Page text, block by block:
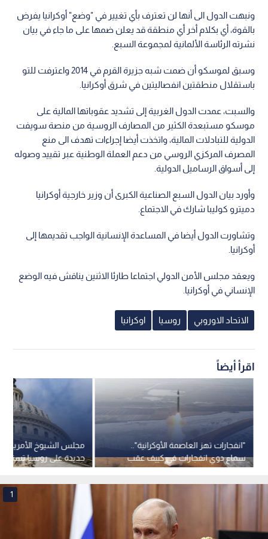
ونبهت الدول الى أنها لن تعترف بأي تغيير في "وضع" أوكرانيا يفرض
بالقوة، أي بكلام أخر أي منطقة قد يعلن ضمها على ما جاء في بيان
نشرته الرئاسة الألمانية لمجموعة السبع.
وسبق لموسكو أن ضمت شبه جزيرة القرم في 2014 واعترفت للتو
باستقلال منطقتين انفصاليتين في شرق أوكرانيا.
والسبت، عمدت الدول الغربية إلى تشديد عقوباتها المالية على
موسكو مستبعدة الكثير من المصارف الروسية من منصة سويفت
الدولية للتبادلات المالية، واتخذت أيضا إجراءات تهدف الى منع
المصرف المركزي الروسي من دعم العملة الوطنية عبر تقييد وصوله
إلى أسواق الرساميل الدولية.
وأورد بيان الدول السبع الصناعية الكبرى أن وزير خارجية أوكرانيا
دميترو كوليبا شارك في الاجتماع.
وتشاورت الدول أيضا في المساعدة الإنسانية الواجب تقديمها إلى
أوكرانيا.
ويعقد مجلس الأمن الدولي اجتماعا طارئا الاثنين يناقش فيه الوضع
الإنساني في أوكرانيا.
الاتحاد الاوروبي روسيا اوكرانيا
اقرأ أيضاً
مجلس الشيوخ الأمريكي
جديدة على روسيا
الطاقة
"انفجارات تهز العاصمة الأوكرانية"..
سماع دوي انفجارات في كييف عقب
تحذير من هجوم بصواريخ بالستية
1